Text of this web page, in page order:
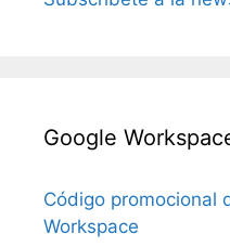
Google
Código promocional
Workspace